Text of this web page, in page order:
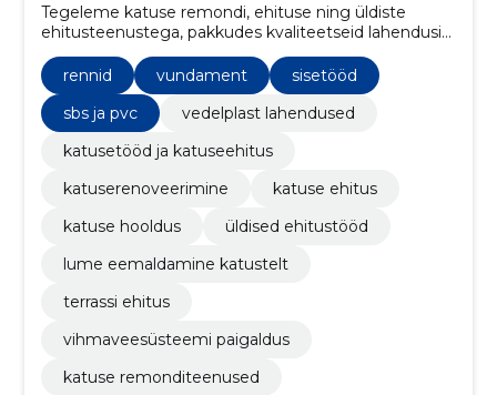
Tegeleme katuse remondi, ehituse ning üldiste
ehitusteenustega, pakkudes kvaliteetseid lahendusi
ja turvalisust koduomanikele.
rennid
vundament
sisetööd
sbs ja pvc
vedelplast lahendused
katusetööd ja katuseehitus
katuserenoveerimine
katuse ehitus
katuse hooldus
üldised ehitustööd
lume eemaldamine katustelt
terrassi ehitus
vihmaveesüsteemi paigaldus
katuse remonditeenused